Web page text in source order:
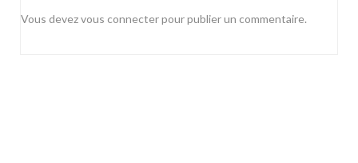
Vous devezvous connecterpour publier un commentaire.